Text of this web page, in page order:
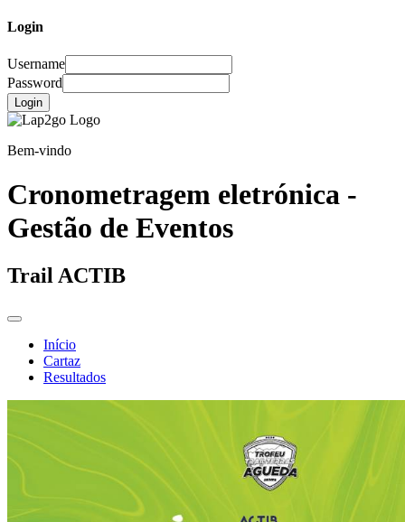
Login
Username
Password
Login
Bem-vindo
Cronometragem eletrónica -
Gestão de Eventos
Trail ACTIB
Início
Cartaz
Resultados